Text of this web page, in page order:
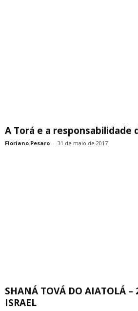
A Torá e a responsabilidade
Floriano Pesaro - 31 de maio de 2017
SHANÁ TOVÁ DO AIATOLÁ –
ISRAEL